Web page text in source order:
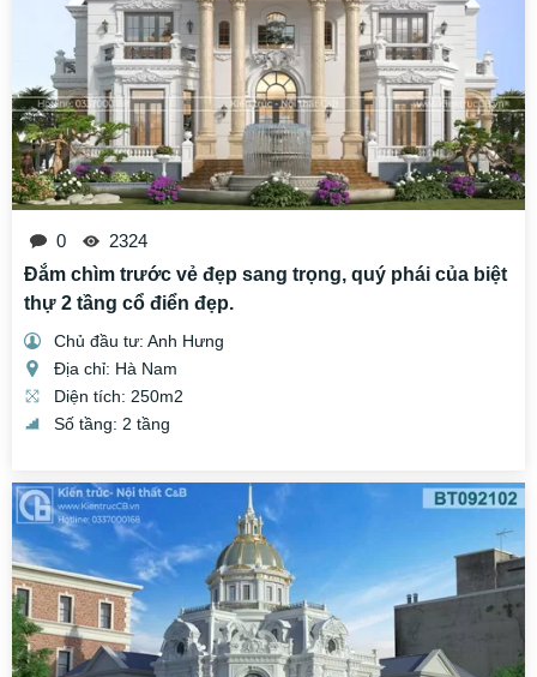
0
2324
Đắm chìm trước vẻ đẹp sang trọng, quý phái của biệt
thự 2 tầng cổ điển đẹp.
Chủ đầu tư: Anh Hưng
Địa chỉ: Hà Nam
Diện tích: 250m2
Số tầng: 2 tầng